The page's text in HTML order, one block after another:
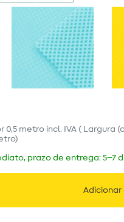
0,5 metro incl. IVA ( Largura
)
prazo de entrega: 5–7
Adicionar